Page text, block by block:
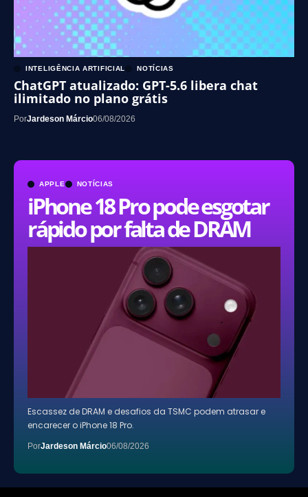
APPLE NOTÍCIAS
iPhone 18 Pro pode esgotar
rápido por falta de DRAM
Escassez de DRAM e desafios da TSMC podem atrasar e
encarecer o iPhone 18 Pro.
PorJardeson Márcio06/08/2026
INTELIGÊNCIA ARTIFICIAL NOTÍCIAS
ChatGPT atualizado: GPT-5.6 libera chat
ilimitado no plano grátis
PorJardeson Márcio06/08/2026